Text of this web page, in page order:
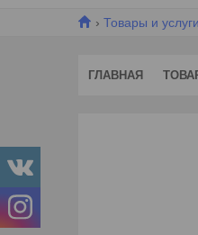
Товары и услуги
ГЛАВНАЯ